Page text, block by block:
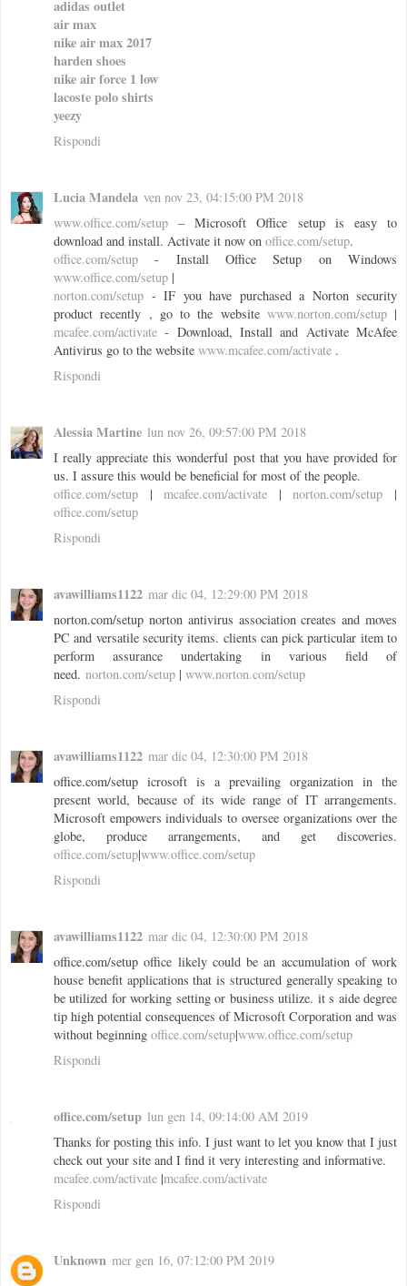
adidas outlet
air max
nike air max 2017
harden shoes
nike air force 1 low
lacoste polo shirts
yeezy
Rispondi
Lucia Mandela ven nov 23, 04:15:00 PM 2018
www.office.com/setup – Microsoft Office setup is easy to
download and install. Activate it now on office.com/setup.
office.com/setup - Install Office Setup on Windows
www.office.com/setup |
norton.com/setup - IF you have purchased a Norton security
product recently , go to the website www.norton.com/setup|
mcafee.com/activate - Download, Install and Activate McAfee
Antivirus go to the website www.mcafee.com/activate .
Rispondi
Alessia Martine lun nov 26, 09:57:00 PM 2018
I really appreciate this wonderful post that you have provided for
us. I assure this would be beneficial for most of the people.
office.com/setup |mcafee.com/activate |norton.com/setup |
office.com/setup
Rispondi
avawilliams1122 mar dic 04, 12:29:00 PM 2018
norton.com/setup norton antivirus association creates and moves
PC and versatile security items. clients can pick particular item to
perform assurance undertaking in various field of
need. norton.com/setup | www.norton.com/setup
Rispondi
avawilliams1122 mar dic 04, 12:30:00 PM 2018
office.com/setup icrosoft is a prevailing organization in the
present world, because of its wide range of IT arrangements.
Microsoft empowers individuals to oversee organizations over the
globe, produce arrangements, and get discoveries.
office.com/setup|www.office.com/setup
Rispondi
avawilliams1122 mar dic 04, 12:30:00 PM 2018
office.com/setup office likely could be an accumulation of work
house benefit applications that is structured generally speaking to
be utilized for working setting or business utilize. it s aide degree
tip high potential consequences of Microsoft Corporation and was
without beginning office.com/setup|www.office.com/setup
Rispondi
office.com/setup lun gen 14, 09:14:00 AM 2019
Thanks for posting this info. I just want to let you know that I just
check out your site and I find it very interesting and informative.
mcafee.com/activate |mcafee.com/activate
Rispondi
Unknown mer gen 16, 07:12:00 PM 2019